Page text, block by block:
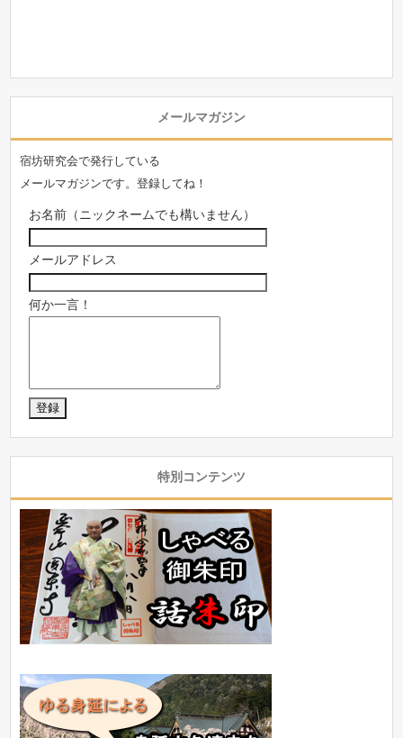
メールマガジン
宿坊研究会で発行している
メールマガジンです。登録してね！
お名前（ニックネームでも構いません）
メールアドレス
何か一言！
特別コンテンツ